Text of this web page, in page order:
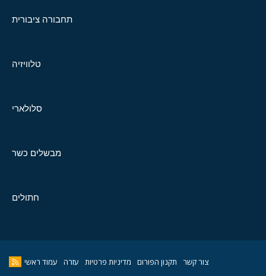
תחבורה ציבורית
טלוויזיה
סלולארי
מבשלים כשר
חתולים
צור קשר תקנון הפורום מדיניות פרטיות עזרה עמוד ראשי